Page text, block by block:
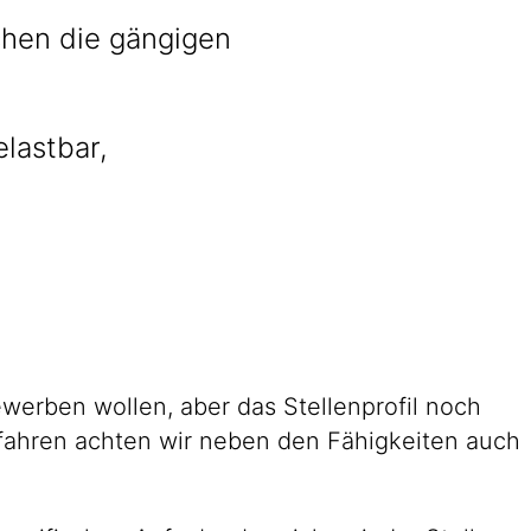
die gängigen
wollen, aber das Stellenprofil noch
achten wir neben den Fähigkeiten auch